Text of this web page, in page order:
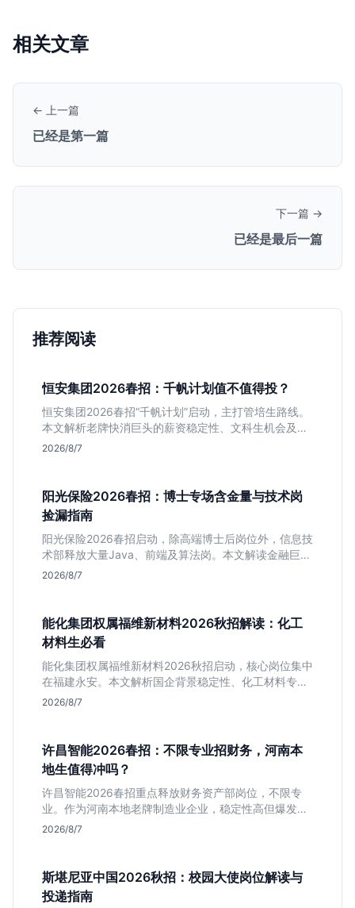
相关文章
← 上一篇
已经是第一篇
下一篇 →
已经是最后一篇
推荐阅读
恒安集团2026春招：千帆计划值不值得投？
恒安集团2026春招“千帆计划”启动，主打管培生路线。
本文解析老牌快消巨头的薪资稳定性、文科生机会及决
策链条长的局限，帮你判断是否值得投递。
2026/8/7
阳光保险2026春招：博士专场含金量与技术岗
捡漏指南
阳光保险2026春招启动，除高端博士后岗位外，信息技
术部释放大量Java、前端及算法岗。本文解读金融巨头
校招门槛，分析技术岗需求与投递价值，助你快速判断
2026/8/7
能化集团权属福维新材料2026秋招解读：化工
材料生必看
能化集团权属福维新材料2026秋招启动，核心岗位集中
在福建永安。本文解析国企背景稳定性、化工材料专业
匹配度及工作地点限制，助理工科生判断是否值得投
2026/8/7
许昌智能2026春招：不限专业招财务，河南本
地生值得冲吗？
许昌智能2026春招重点释放财务资产部岗位，不限专
业。作为河南本地老牌制造业企业，稳定性高但爆发涨
薪机会少。适合想在本地积累工业场景经验的应届生。
2026/8/7
斯堪尼亚中国2026秋招：校园大使岗位解读与
投递指南